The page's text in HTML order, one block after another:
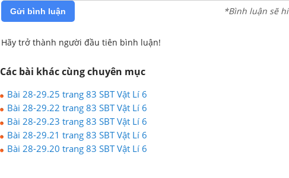
Gửi bình luận *Bình luận sẽ
Hãy trở thành người đầu tiên bình luận!
Các bài khác cùng chuyên mục
Bài 28-29.25 trang 83 SBT Vật Lí 6
Bài 28-29.22 trang 83 SBT Vật Lí 6
Bài 28-29.23 trang 83 SBT Vật Lí 6
Bài 28-29.21 trang 83 SBT Vật Lí 6
Bài 28-29.20 trang 83 SBT Vật Lí 6